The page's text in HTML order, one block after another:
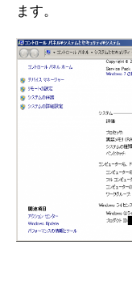
ます。